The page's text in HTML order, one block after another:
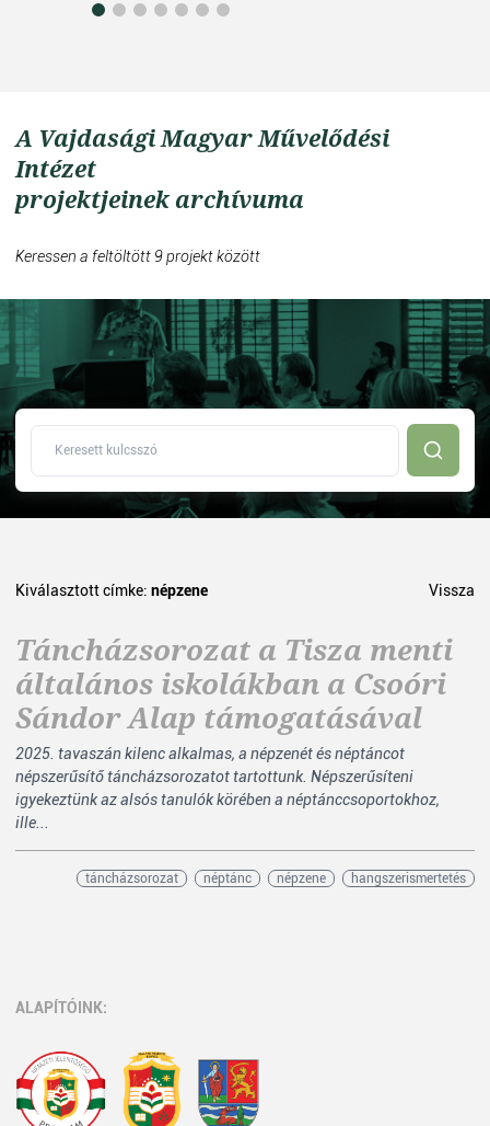
A Vajdasági Magyar Művelődési
Intézet
projektjeinek archívuma
Keressen a feltöltött 9 projekt között
Kiválasztott címke: népzene Vissza
Táncházsorozat a Tisza menti
általános iskolákban a Csoóri
Sándor Alap támogatásával
2025. tavaszán kilenc alkalmas, a népzenét és néptáncot
népszerűsítő táncházsorozatot tartottunk. Népszerűsíteni
igyekeztünk az alsós tanulók körében a néptánccsoportokhoz,
ille...
táncházsorozat néptánc népzene hangszerismertetés
ALAPÍTÓINK: